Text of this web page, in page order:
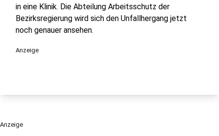
in eine Klinik. Die Abteilung Arbeitsschutz der
Bezirksregierung wird sich den Unfallhergang jetzt
noch genauer ansehen.
Anzeige
Anzeige